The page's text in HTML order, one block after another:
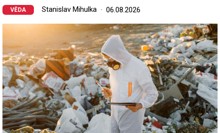
VĚDA Stanislav Mihulka 06.08.2026
Image